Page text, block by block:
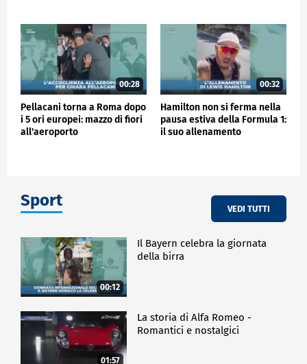
00:28
Pellacani torna a Roma dopo
i 5 ori europei: mazzo di fiori
all'aeroporto
00:32
Hamilton non si ferma nella
pausa estiva della Formula 1:
il suo allenamento
Sport VEDI TUTTI
00:12
Il Bayern celebra la giornata
della birra
01:57
La storia di Alfa Romeo -
Romantici e nostalgici